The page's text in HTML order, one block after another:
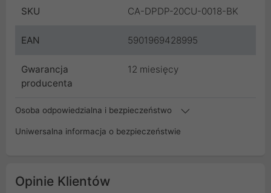
SKU CA-DPDP-20CU-0018-BK
EAN 5901969428995
Gwarancja
producenta
12 miesięcy
Osoba odpowiedzialna i bezpieczeństwo
Uniwersalna informacja o bezpieczeństwie
Opinie Klientów